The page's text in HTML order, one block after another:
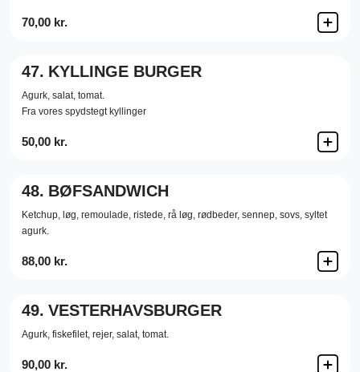
70,00 kr.
47. KYLLINGE BURGER
Agurk, salat, tomat.
Fra vores spydstegt kyllinger
50,00 kr.
48. BØFSANDWICH
Ketchup, løg, remoulade, ristede, rå løg, rødbeder, sennep, sovs, syltet
agurk.
88,00 kr.
49. VESTERHAVSBURGER
Agurk, fiskefilet, rejer, salat, tomat.
90,00 kr.